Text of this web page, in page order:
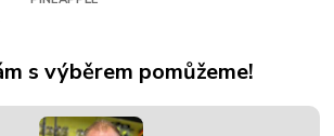
s výběrem pomůžeme!